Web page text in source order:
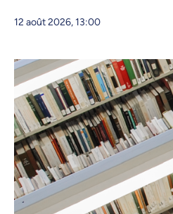
12 août 2026, 13:00